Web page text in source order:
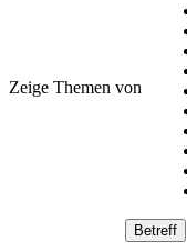
Zeige Themen von
Betreff